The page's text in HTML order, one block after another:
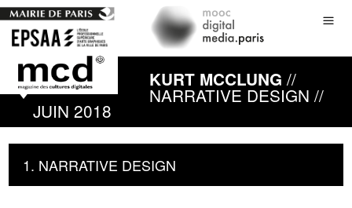
KURT MCCLUNG //
NARRATIVE DESIGN //
JUIN 2018
1. NARRATIVE DESIGN